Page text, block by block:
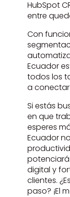
HubSpot
entre
Con
Ecuador
todos los
a conectar
Si estás
en que
esperes
Ecuador
digital y
clientes.
paso? ¡El